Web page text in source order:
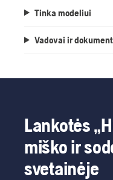
Tinka modeliui
Vadovai ir
Lankotės
miško ir
svetainėje